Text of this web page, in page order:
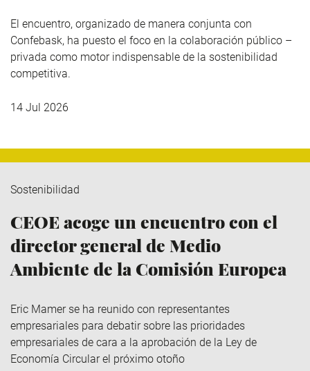
El encuentro, organizado de manera conjunta con
Confebask, ha puesto el foco en la colaboración público –
privada como motor indispensable de la sostenibilidad
competitiva.
14 Jul 2026
Sostenibilidad
CEOE acoge un encuentro con el
director general de Medio
Ambiente de la Comisión Europea
Eric Mamer se ha reunido con representantes
empresariales para debatir sobre las prioridades
empresariales de cara a la aprobación de la Ley de
Economía Circular el próximo otoño